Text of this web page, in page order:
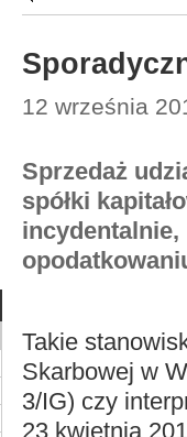
12 września
Sprzedaż
spółki
incydentalnie,
Takie
Skarbowej w
3/IG) czy
23 kwietnia